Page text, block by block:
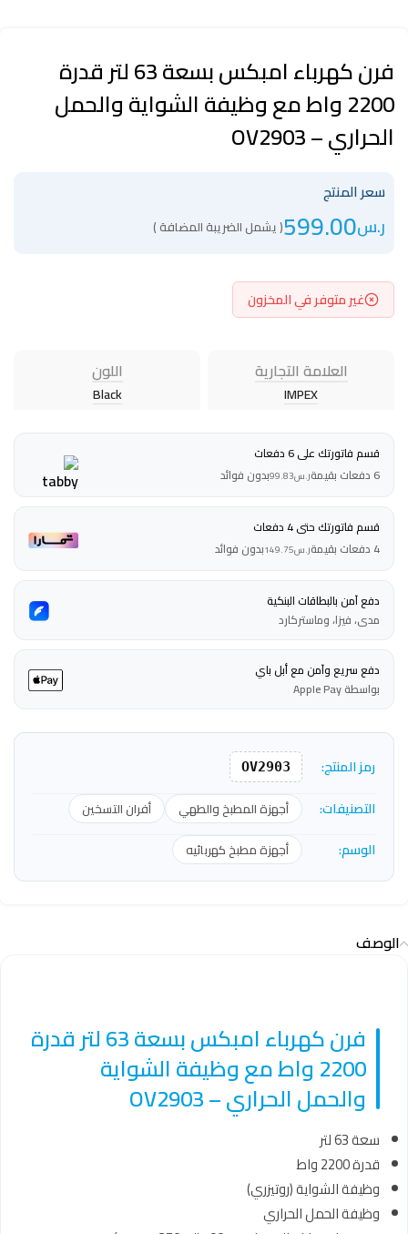
فرن كهرباء امبكس بسعة 63 لتر قدرة
2200 واط مع وظيفة الشواية والحمل
الحراري – OV2903
سعر المنتج
ر.س599.00( يشمل الضريبة المضافة )
غير متوفر في المخزون
العلامة التجارية
IMPEX
اللون
Black
قسم فاتورتك على 6 دفعات
6 دفعات بقيمة
ر.س99.83بدون فوائد
قسم فاتورتك حتى 4 دفعات
4 دفعات بقيمة
ر.س149.75بدون فوائد
دفع آمن بالبطاقات البنكية
مدى، فيزا، وماستركارد
دفع سريع وآمن مع أبل باي
بواسطة Apple Pay
رمز المنتج: OV2903
التصنيفات: أجهزة المطبخ والطهي أفران التسخين
الوسم: أجهزة مطبخ كهربائيه
الوصف
فرن كهرباء امبكس بسعة 63 لتر قدرة
2200 واط مع وظيفة الشواية
والحمل الحراري – OV2903
سعة 63 لتر
قدرة 2200 واط
وظيفة الشواية (روتيزري)
وظيفة الحمل الحراري